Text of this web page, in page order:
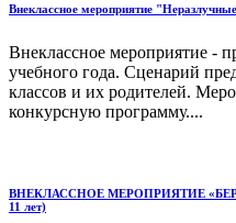
Внеклассное мероприятие
Внеклассное мероприятие -
учебного года. Сценарий
классов и их родителей.
конкурсную программу....
ВНЕКЛАССНОЕ МЕРОПРИЯТИЕ
11 лет)